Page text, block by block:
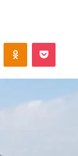
OK Pocket